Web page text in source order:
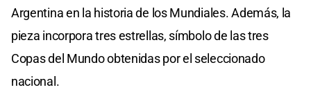
Argentina en la historia de los Mundiales. Además, la
pieza incorpora tres estrellas, símbolo de las tres
Copas del Mundo obtenidas por el seleccionado
nacional.